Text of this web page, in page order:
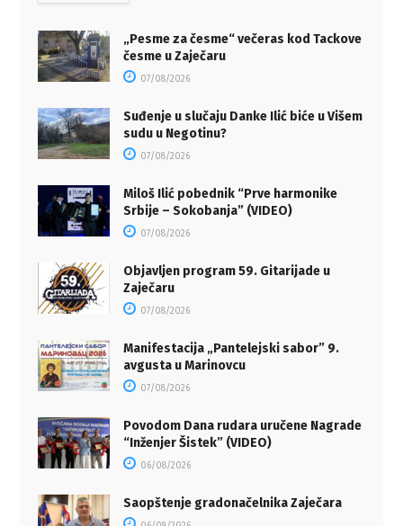
„Pesme za česme“ večeras kod Tackove
česme u Zaječaru
07/08/2026
Suđenje u slučaju Danke Ilić biće u Višem
sudu u Negotinu?
07/08/2026
Miloš Ilić pobednik “Prve harmonike
Srbije – Sokobanja” (VIDEO)
07/08/2026
Objavljen program 59. Gitarijade u
Zaječaru
07/08/2026
Manifestacija „Pantelejski sabor” 9.
avgusta u Marinovcu
07/08/2026
Povodom Dana rudara uručene Nagrade
“Inženjer Šistek” (VIDEO)
06/08/2026
Saopštenje gradonačelnika Zaječara